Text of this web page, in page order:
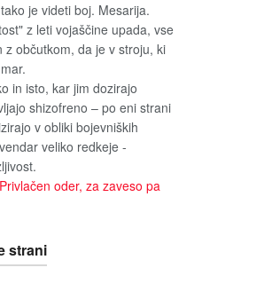
je videti boj. Mesarija.
z leti vojaščine upada, vse
občutkom, da je v stroju, ki
in isto, kar jim dozirajo
shizofreno – po eni strani
v obliki bojevniških
veliko redkeje -
oder, za zaveso pa
strani